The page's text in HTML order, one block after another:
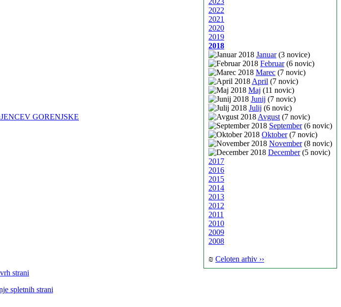
2022
2021
2020
2019
2018
Januar(3 novice)
Februar(6 novic)
Marec (7 novic)
April (7 novic)
Maj (11 novic)
Junij (7 novic)
Julij (6 novic)
Avgust(7 novic)
September(6 novic)
Oktober(7 novic)
November(8 novic)
December(5 novic)
2017
2016
2015
2014
2013
2012
2011
2010
2009
2008
₪ Celoten arhiv ››
GORENJSKE
strani